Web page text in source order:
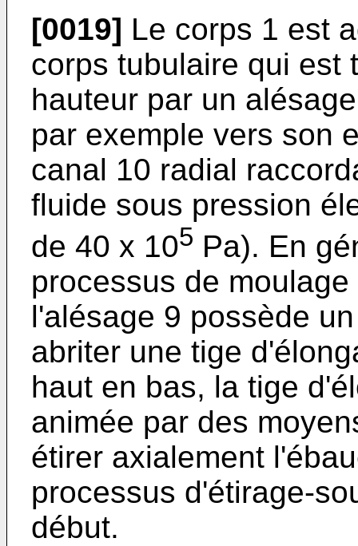
[0019] Le corps 1 est
corps tubulaire qui est
hauteur par un
par exemple vers son
canal 10 radial
fluide sous pression
de 40 x 105 Pa). En
processus de
l'alésage 9 possède
abriter une tige
haut en bas, la tige
animée par des
étirer axialement
processus d'étirage-
début.